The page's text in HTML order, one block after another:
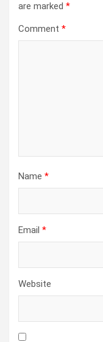
are marked *
Comment *
Name *
Email *
Website